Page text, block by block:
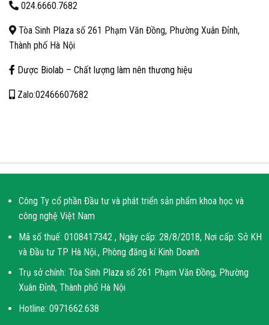
024.6660.7682
Tòa Sinh Plaza số 261 Phạm Văn Đồng, Phường Xuân Đỉnh,
Thành phố Hà Nội
Dược Biolab – Chất lượng làm nên thương hiệu
Zalo:02466607682
Công Ty cổ phần Đầu tư và phát triển sản phẩm khoa học và
công nghệ Việt Nam
Mã số thuế: 0108417342 , Ngày cấp: 28/8/2018, Nơi cấp: Sở KH
và Đầu tư TP Hà Nội., Phòng đăng kí Kinh Doanh
Trụ sở chính: Tòa Sinh Plaza số 261 Phạm Văn Đồng, Phường
Xuân Đỉnh, Thành phố Hà Nội
Hotline: 0971662.638